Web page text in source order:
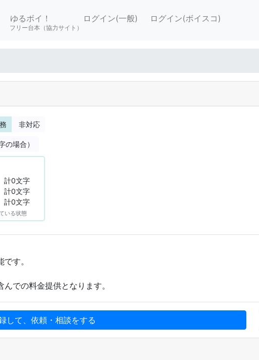
ゆるボイ！
フリー台本（協力サイト）
ログイン(一般) ログイン(ボイスコ)
非対応
の場合）
計0文字
計0文字
計0文字
いる状態
す。
での料金提供となります。
して、依頼・相談をする